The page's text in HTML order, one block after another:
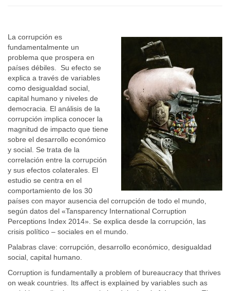
La corrupción es
fundamentalmente un
problema que prospera en
países débiles. Su efecto se
explica a través de variables
como desigualdad social,
capital humano y niveles de
democracia. El análisis de la
corrupción implica conocer la
magnitud de impacto que tiene
sobre el desarrollo económico
y social. Se trata de la
correlación entre la corrupción
y sus efectos colaterales. El
estudio se centra en el
comportamiento de los 30
países con mayor ausencia del corrupción de todo el mundo,
según datos del «Tansparency International Corruption
Perceptions Index 2014». Se explica desde la corrupción, las
crisis político – sociales en el mundo.
Palabras clave: corrupción, desarrollo económico, desigualdad
social, capital humano.
Corruption is fundamentally a problem of bureaucracy that thrives
on weak countries. Its affect is explained by variables such as